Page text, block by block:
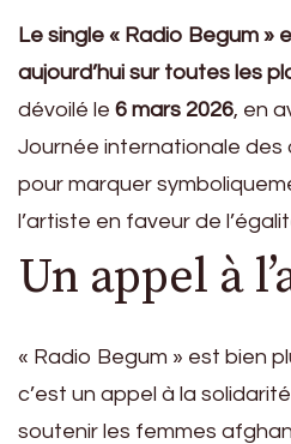
Le single « Radio Begum »
aujourd’hui sur toutes les
dévoilé le 6 mars 2026, en
Journée internationale des
pour marquer
l’artiste en faveur de
Un appel à
« Radio Begum » est bien
c’est un appel à la
soutenir les femmes